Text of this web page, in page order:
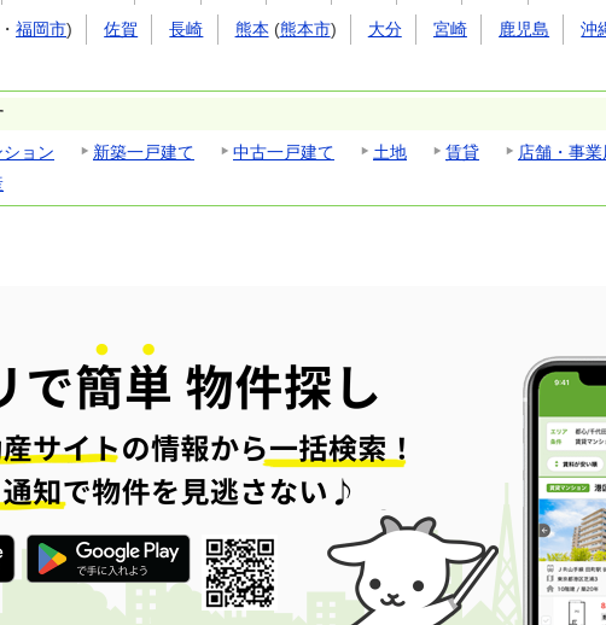
・ 福岡市) 佐賀 長崎 熊本 (熊本市) 大分 宮崎 鹿児島 沖
ョン 新築一戸建て 中古一戸建て 土地 賃貸
店舗・事業